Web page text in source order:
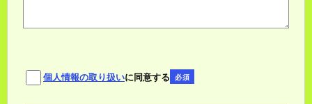
個人情報の取り扱いに同意する 必須